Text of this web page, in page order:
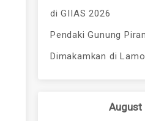
di GIIAS 2026
Pendaki Gunung
Dimakamkan di
August